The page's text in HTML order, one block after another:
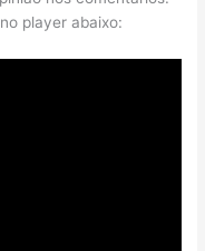
player abaixo: